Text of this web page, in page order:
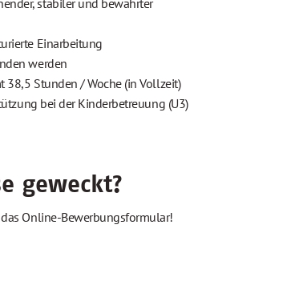
stabiler und bewährter
Einarbeitung
werden
38,5 Stunden / Woche (in Vollzeit)
bei der Kinderbetreuung (U3)
geweckt?
Online-Bewerbungsformular!